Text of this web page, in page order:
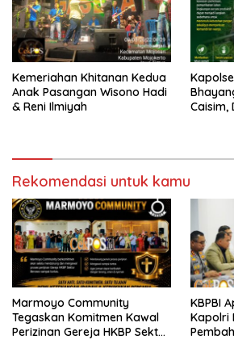
Kemeriahan Khitanan Kedua
Anak Pasangan Wisono Hadi
& Reni Ilmiyah
Caisim,
Rekomendasi untuk kamu
Marmoyo Community
Tegaskan Komitmen Kawal
Perizinan Gereja HKBP Sektor
KBPBI
Kapolri